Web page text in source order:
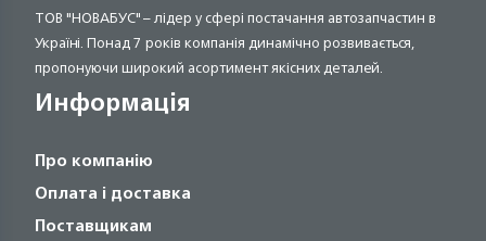
ТОВ "НОВАБУС" – лідер у сфері постачання автозапчастин в
Україні. Понад 7 років компанія динамічно розвивається,
пропонуючи широкий асортимент якісних деталей.
Информація
Про компанію
Оплата і доставка
Поставщикам